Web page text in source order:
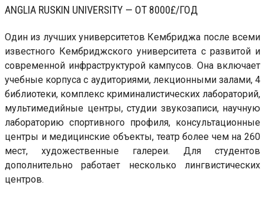
ANGLIA RUSKIN UNIVERSITY — ОТ 8000£/ГОД
Один из лучших университетов Кембриджа после всеми
известного Кембриджского университета с развитой и
современной инфраструктурой кампусов. Она включает
учебные корпуса с аудиториями, лекционными залами, 4
библиотеки, комплекс криминалистических лабораторий,
мультимедийные центры, студии звукозаписи, научную
лабораторию спортивного профиля, консультационные
центры и медицинские объекты, театр более чем на 260
мест, художественные галереи. Для студентов
дополнительно работает несколько лингвистических
центров.